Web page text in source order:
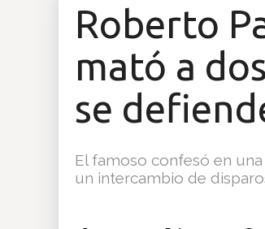
Roberto
mató a
se
El famoso confesó en
un intercambio de